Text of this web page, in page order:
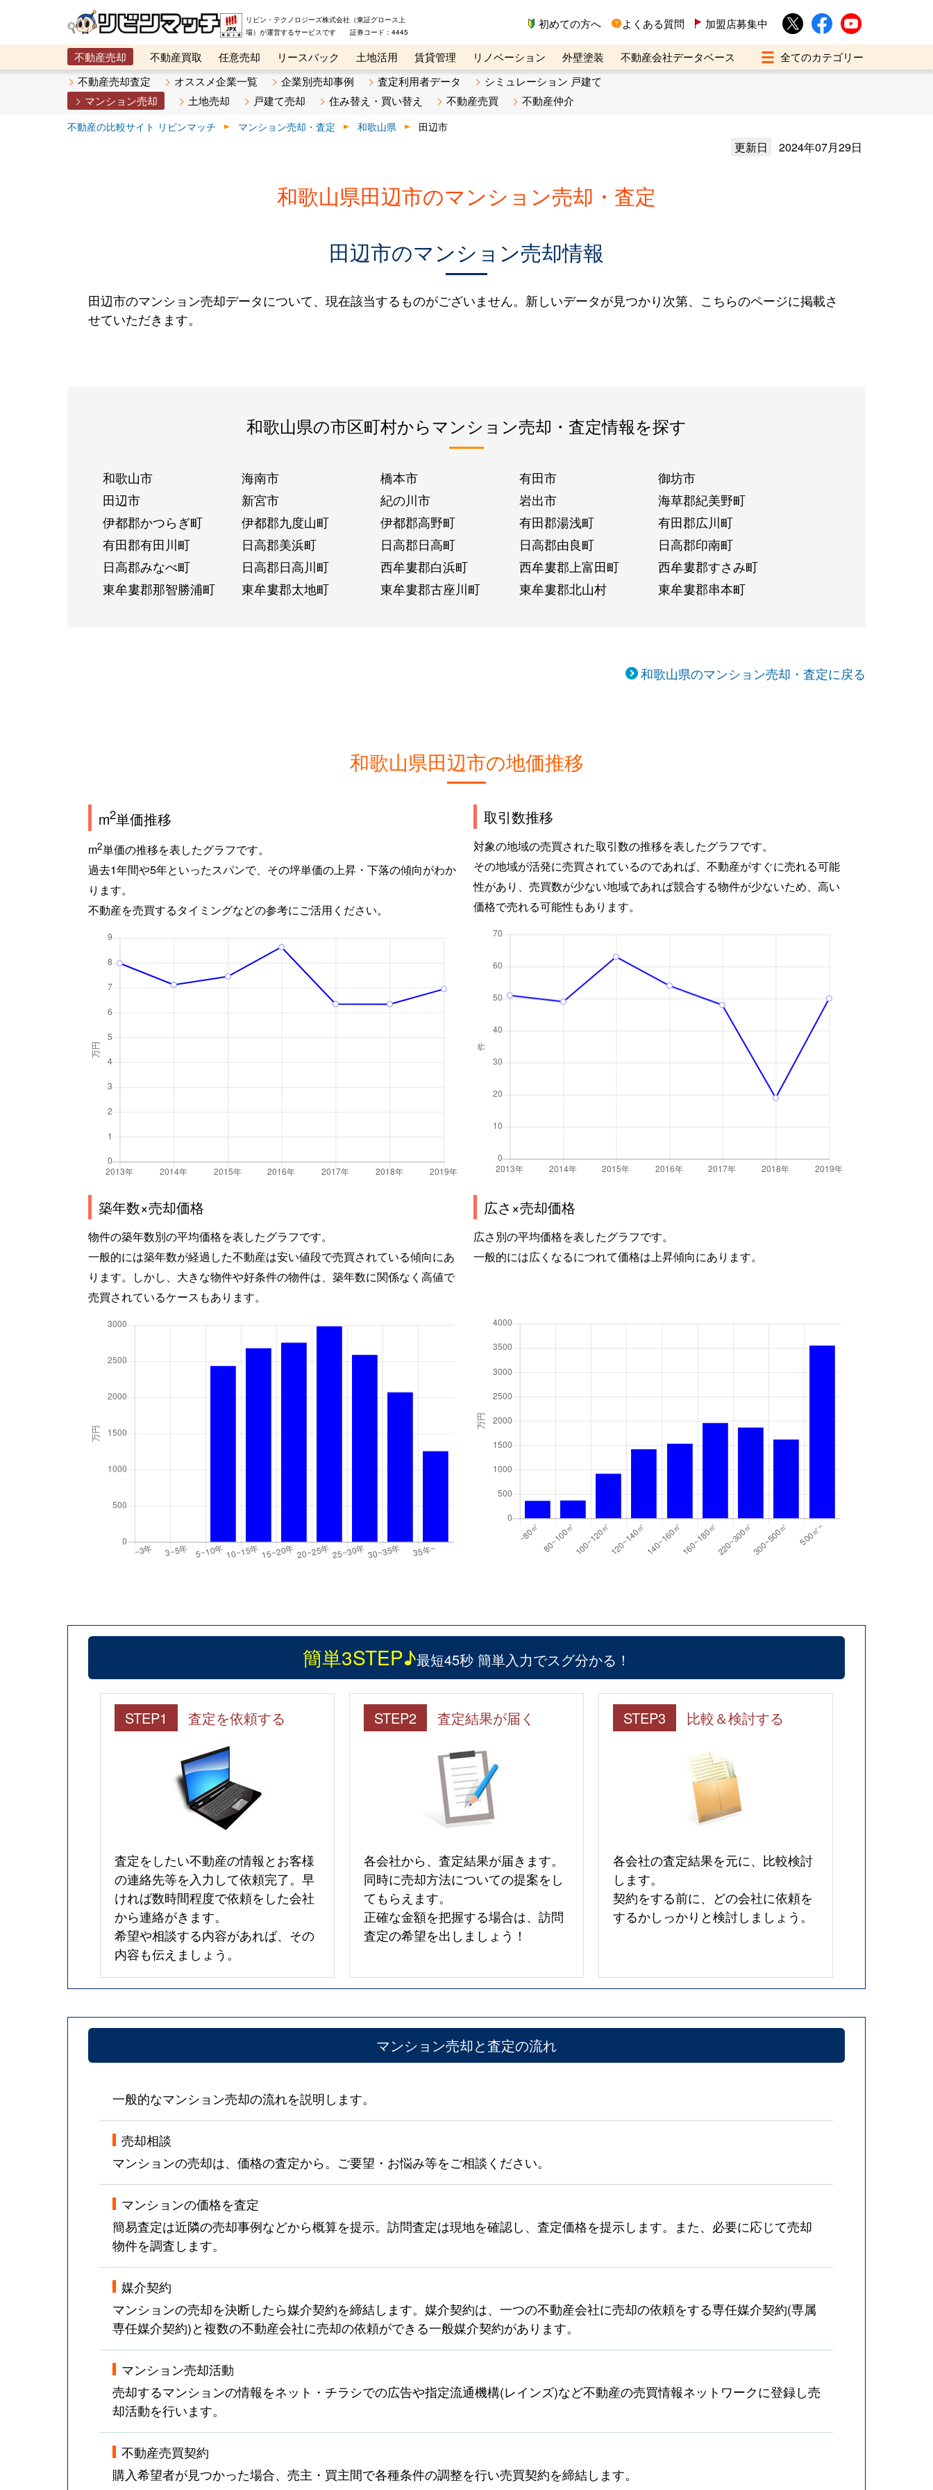
リビン・テクノロジーズ株式会社（東証グロース上
場）が運営するサービスです 証券コード：4445
初めての方へ よくある質問 加盟店募集中
不動産売却 不動産買取 任意売却 リースバック 土地活用 賃貸管理 リノベーション 外壁塗装
不動産会社データベース
メタ住宅展示場
ベスト不動産カンパニー オンライン講座 リビンマガジンBiz 不動産売却ご相談デスク
不動産売却査定 オススメ企業一覧 企業別売却事例 査定利用者データ
シミュレーション 戸建て
マンション売却
土地売却 戸建て売却 住み替え・買い替え 不動産売買 不動産仲介
不動産の比較サイト リビンマッチ マンション売却・査定 和歌山県 田辺市
更新日 2024年07月29日
和歌山県田辺市のマンション売却・査定
田辺市のマンション売却情報
田辺市のマンション売却データについて、現在該当するものがございません。新しいデータが見つかり次第、こちらのページに掲載さ
せていただきます。
和歌山県の市区町村からマンション売却・査定情報を探す
和歌山市 海南市 橋本市 有田市
御坊市
田辺市
新宮市 紀の川市 岩出市
海草郡紀美野町
伊都郡かつらぎ町
伊都郡九度山町 伊都郡高野町 有田郡湯浅町
有田郡広川町
有田郡有田川町
日高郡美浜町 日高郡日高町 日高郡由良町
日高郡印南町
日高郡みなべ町
日高郡日高川町 西牟婁郡白浜町 西牟婁郡上富田町
西牟婁郡すさみ町
東牟婁郡那智勝浦町
東牟婁郡太地町 東牟婁郡古座川町 東牟婁郡北山村 東牟婁郡串本町
和歌山県のマンション売却・査定に戻る
和歌山県田辺市の地価推移
m2単価推移
m2単価の推移を表したグラフです。
過去1年間や5年といったスパンで、その坪単価の上昇・下落の傾向がわか
ります。
不動産を売買するタイミングなどの参考にご活用ください。
取引数推移
対象の地域の売買された取引数の推移を表したグラフです。
その地域が活発に売買されているのであれば、不動産がすぐに売れる可能
性があり、売買数が少ない地域であれば競合する物件が少ないため、高い
価格で売れる可能性もあります。
築年数×売却価格
物件の築年数別の平均価格を表したグラフです。
一般的には築年数が経過した不動産は安い値段で売買されている傾向にあ
ります。しかし、大きな物件や好条件の物件は、築年数に関係なく高値で
売買されているケースもあります。
広さ×売却価格
広さ別の平均価格を表したグラフです。
一般的には広くなるにつれて価格は上昇傾向にあります。
簡単3STEP♪最短45秒 簡単入力でスグ分かる！
STEP1 査定を依頼する
査定をしたい不動産の情報とお客様
の連絡先等を入力して依頼完了。早
ければ数時間程度で依頼をした会社
から連絡がきます。
希望や相談する内容があれば、その
内容も伝えましょう。
STEP2 査定結果が届く
各会社から、査定結果が届きます。
同時に売却方法についての提案をし
てもらえます。
正確な金額を把握する場合は、訪問
査定の希望を出しましょう！
STEP3 比較＆検討する
各会社の査定結果を元に、比較検討
します。
契約をする前に、どの会社に依頼を
するかしっかりと検討しましょう。
マンション売却と査定の流れ
一般的なマンション売却の流れを説明します。
売却相談
マンションの売却は、価格の査定から。ご要望・お悩み等をご相談ください。
マンションの価格を査定
簡易査定は近隣の売却事例などから概算を提示。訪問査定は現地を確認し、査定価格を提示します。また、必要に応じて売却
物件を調査します。
媒介契約
マンションの売却を決断したら媒介契約を締結します。媒介契約は、一つの不動産会社に売却の依頼をする専任媒介契約(専属
専任媒介契約)と複数の不動産会社に売却の依頼ができる一般媒介契約があります。
マンション売却活動
売却するマンションの情報をネット・チラシでの広告や指定流通機構(レインズ)など不動産の売買情報ネットワークに登録し売
却活動を行います。
不動産売買契約
購入希望者が見つかった場合、売主・買主間で各種条件の調整を行い売買契約を締結します。